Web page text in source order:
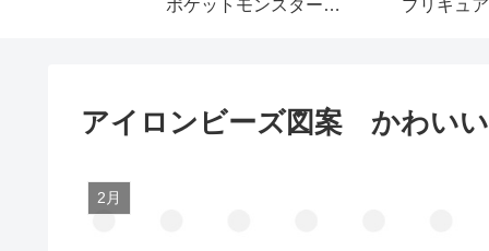
ポケットモンスター★ プリキュア
アイロンビーズ図案 かわい
2月